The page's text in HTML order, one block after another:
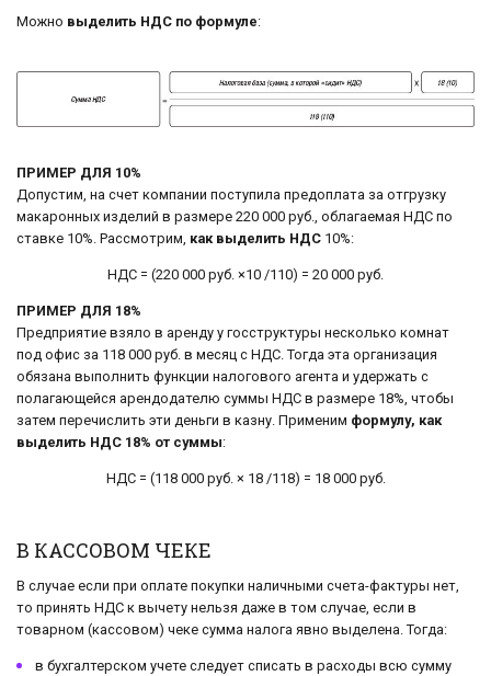
Можно выделить НДС по формуле:
ПРИМЕР ДЛЯ 10%
Допустим, на счет компании поступила предоплата за отгрузку
макаронных изделий в размере 220 000 руб., облагаемая НДС по
ставке 10%. Рассмотрим, как выделить НДС 10%:
НДС = (220 000 руб. ×10 /110) = 20 000 руб.
ПРИМЕР ДЛЯ 18%
Предприятие взяло в аренду у госструктуры несколько комнат
под офис за 118 000 руб. в месяц с НДС. Тогда эта организация
обязана выполнить функции налогового агента и удержать с
полагающейся арендодателю суммы НДС в размере 18%, чтобы
затем перечислить эти деньги в казну. Применим формулу, как
выделить НДС 18% от суммы:
НДС = (118 000 руб. × 18 /118) = 18 000 руб.
В КАССОВОМ ЧЕКЕ
В случае если при оплате покупки наличными счета-фактуры нет,
то принять НДС к вычету нельзя даже в том случае, если в
товарном (кассовом) чеке сумма налога явно выделена. Тогда:
в бухгалтерском учете следует списать в расходы всю сумму